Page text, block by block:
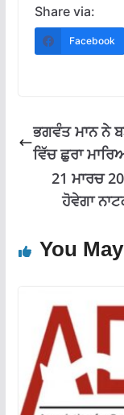
e
b
k
at
s
p
Share via:
Facebook
ਭਗਵੰਤ ਮਾਨ ਨੇ
ਵਿੱਚ ਛੁਰਾ
21 ਮਾਰਚ
ਹੋਵੇਗਾ
You